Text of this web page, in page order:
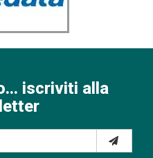
iscriviti alla